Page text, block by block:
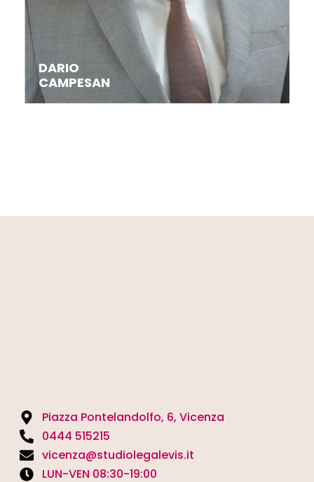
DARIO
CAMPESAN
Piazza Pontelandolfo, 6, Vicenza
0444 515215
vicenza@studiolegalevis.it
LUN-VEN 08:30-19:00